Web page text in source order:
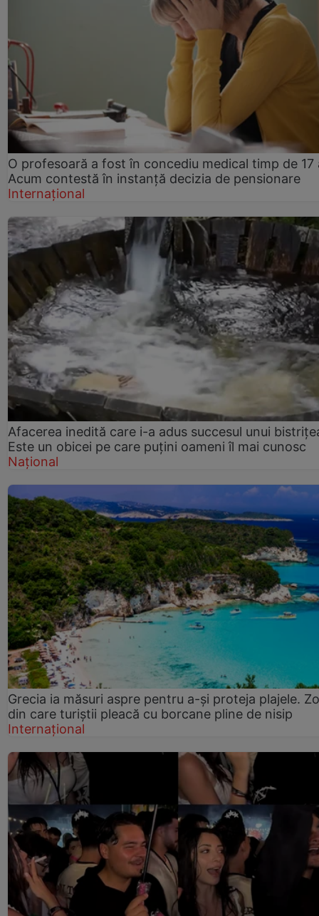
O profesoară a fost în concediu medical timp de 17
Acum contestă în instanță decizia de pensionare
Internațional
Afacerea inedită care i-a adus succesul unui
Este un obicei pe care puțini oameni îl mai cunosc
Național
Grecia ia măsuri aspre pentru a-și proteja plajele.
din care turiștii pleacă cu borcane pline de nisip
Internațional